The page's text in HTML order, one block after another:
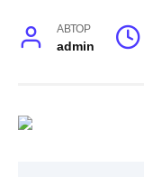
АВТОР
admin